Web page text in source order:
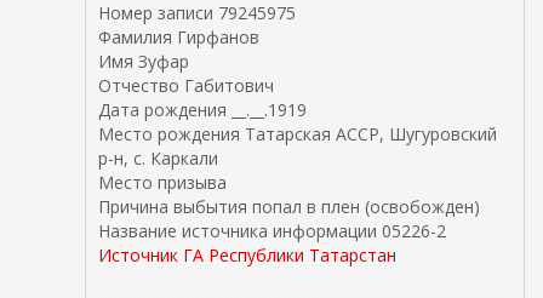
Номер записи 79245975
Фамилия Гирфанов
Имя Зуфар
Отчество Габитович
Дата рождения __.__.1919
Место рождения Татарская АССР, Шугуровский
р-н, с. Каркали
Место призыва
Причина выбытия попал в плен (освобожден)
Название источника информации 05226-2
Источник ГА Республики Татарстан